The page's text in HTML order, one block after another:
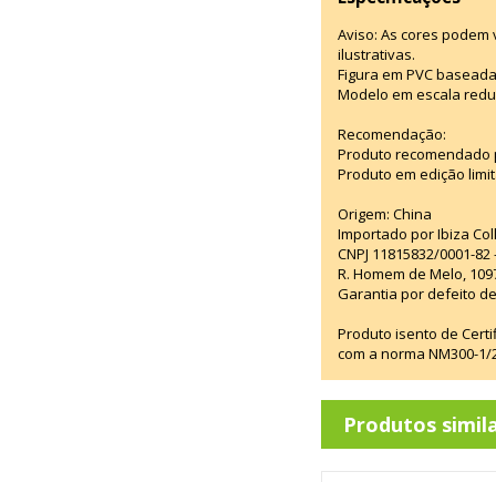
Aviso: As cores
ilustrativas.
Figura em PVC
Modelo em escala
Recomendação:
Produto recomendado
Produto em edição
Origem: China
Importado por Ibiza
CNPJ 11815832/0001-
R. Homem de Melo,
Garantia por defeito
Produto isento de
com a norma NM300-
Produtos